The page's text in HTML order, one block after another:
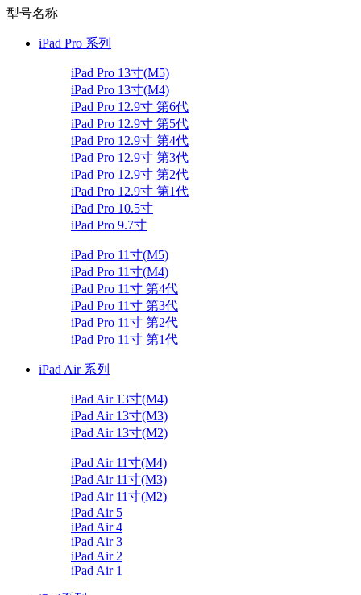
型号名称
iPad Pro 系列
iPad Pro 13寸(M5)
iPad Pro 13寸(M4)
iPad Pro 12.9寸 第6代
iPad Pro 12.9寸 第5代
iPad Pro 12.9寸 第4代
iPad Pro 12.9寸 第3代
iPad Pro 12.9寸 第2代
iPad Pro 12.9寸 第1代
iPad Pro 10.5寸
iPad Pro 9.7寸
iPad Pro 11寸(M5)
iPad Pro 11寸(M4)
iPad Pro 11寸 第4代
iPad Pro 11寸 第3代
iPad Pro 11寸 第2代
iPad Pro 11寸 第1代
iPad Air 系列
iPad Air 13寸(M4)
iPad Air 13寸(M3)
iPad Air 13寸(M2)
iPad Air 11寸(M4)
iPad Air 11寸(M3)
iPad Air 11寸(M2)
iPad Air 5
iPad Air 4
iPad Air 3
iPad Air 2
iPad Air 1